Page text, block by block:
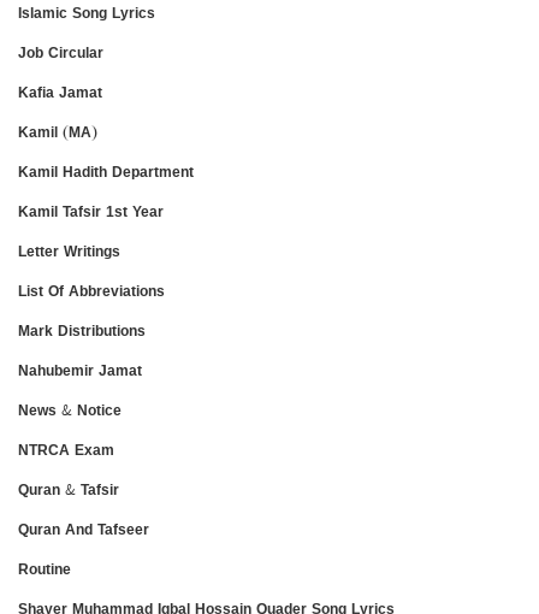
Islamic Song Lyrics
Job Circular
Kafia Jamat
Kamil (MA)
Kamil Hadith Department
Kamil Tafsir 1st Year
Letter Writings
List Of Abbreviations
Mark Distributions
Nahubemir Jamat
News & Notice
NTRCA Exam
Quran & Tafsir
Quran And Tafseer
Routine
Shayer Muhammad Iqbal Hossain Quader Song Lyrics